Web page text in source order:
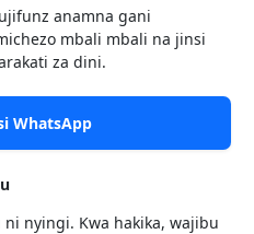
anamna gani
mbali mbali na jinsi
za dini.
WhatsApp
nyingi. Kwa hakika, wajibu